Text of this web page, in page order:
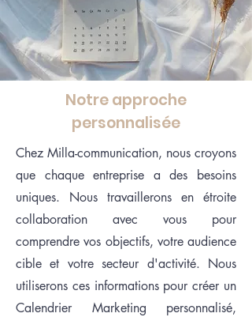
Notre approche
personnalisée
Chez Milla-communication, nous croyons
que chaque entreprise a des besoins
uniques. Nous travaillerons en étroite
collaboration avec vous pour
comprendre vos objectifs, votre audience
cible et votre secteur d'activité. Nous
utiliserons ces informations pour créer un
Calendrier Marketing personnalisé,